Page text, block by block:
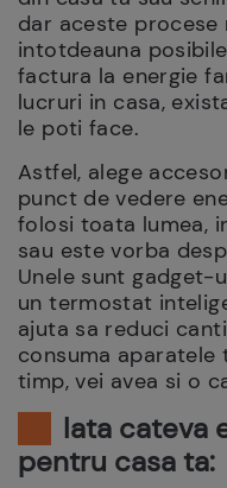
dar aceste
intotdeauna
factura la energie
lucruri in casa,
le poti face.
Astfel, alege
punct de vedere
folosi toata lumea,
sau este vorba
Unele sunt gadget-
un termostat
ajuta sa reduci
consuma aparatele
timp, vei avea si o
Iata cateva
pentru casa ta: